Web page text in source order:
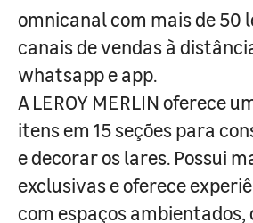
omnicanal com mais de 50
canais de vendas à
whatsapp e app.
A LEROY MERLIN oferece
itens em 15 seções para
e decorar os lares. Possui
exclusivas e oferece
com espaços ambientados,